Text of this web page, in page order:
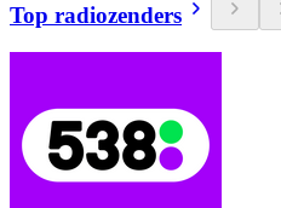
Top radiozenders